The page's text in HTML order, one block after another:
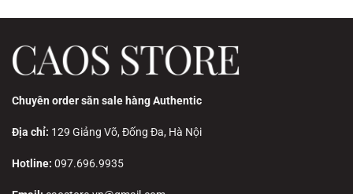
Chuyên order săn sale hàng Authentic
Địa chỉ: 129 Giảng Võ, Đống Đa, Hà Nội
Hotline: 097.696.9935